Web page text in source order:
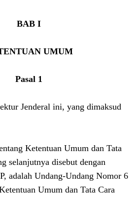
BAB I
UMUM
Pasal 1
Jenderal ini, yang dimaksud
Ketentuan Umum dan Tata
selanjutnya disebut dengan
adalah Undang-Undang Nomor 6
Umum dan Tata Cara